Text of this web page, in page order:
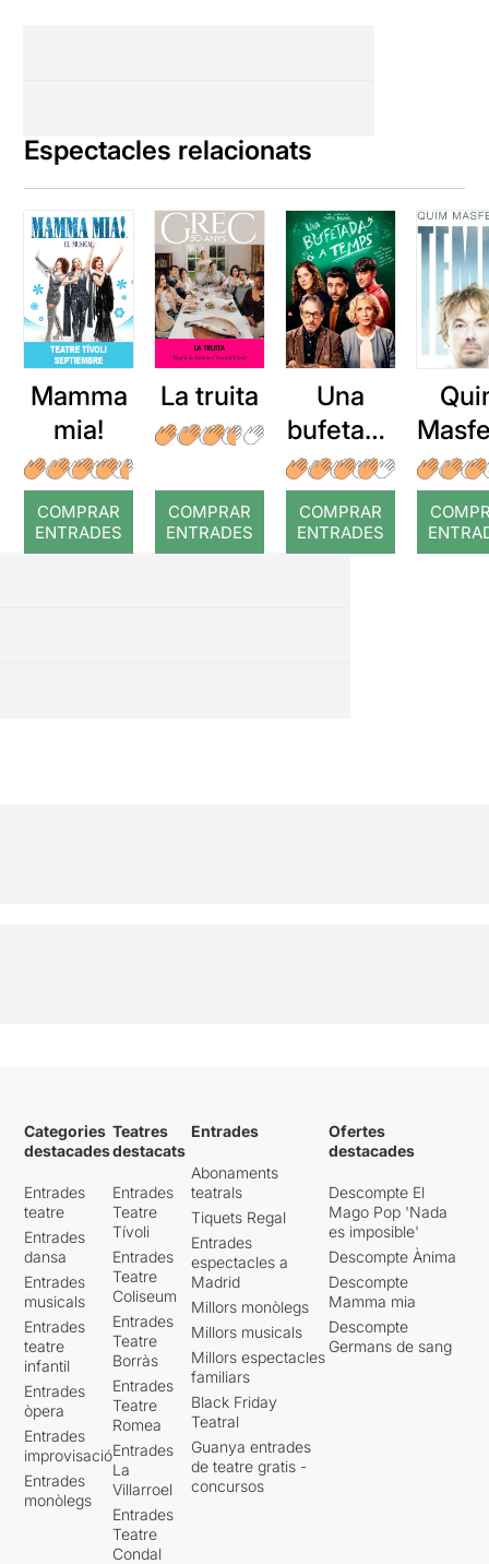
Espectacles relacionats
Mamma
mia!
COMPRAR
ENTRADES
La truita
COMPRAR
ENTRADES
Una
bufetada
a temps
COMPRAR
ENTRADES
r:
Categories
destacades
Entrades
teatre
Entrades
dansa
Entrades
musicals
Entrades
teatre
infantil
Entrades
òpera
Entrades
improvisació
Entrades
monòlegs
Teatres
destacats
Entrades
Teatre
Tívoli
Entrades
Teatre
Coliseum
Entrades
Teatre
Borràs
Entrades
Teatre
Romea
Entrades
La
Villarroel
Entrades
Teatre
Condal
Entrades
Abonaments
teatrals
Tiquets Regal
Entrades
espectacles a
Madrid
Millors monòlegs
Millors musicals
Millors espectacles
familiars
Black Friday
Teatral
Guanya entrades
de teatre gratis -
concursos
Ofertes
destacades
Descompte El
Mago Pop 'Nada
es imposible'
Descompte Ànima
Descompte
Mamma mia
Descompte
Germans de sang